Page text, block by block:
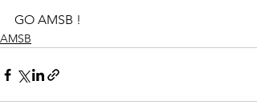
GO AMSB !
AMSB